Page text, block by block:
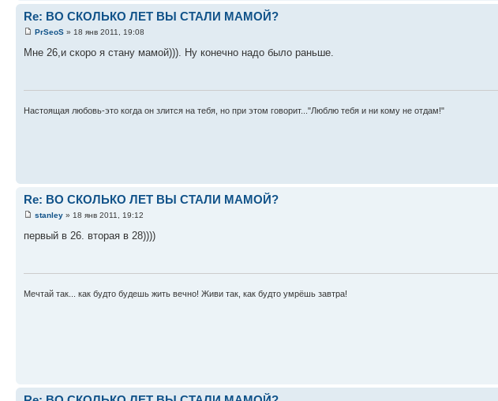
Re: ВО СКОЛЬКО ЛЕТ ВЫ СТАЛИ МАМОЙ?
PrSeoS » 18 янв 2011, 19:08
Мне 26,и скоро я стану мамой))). Ну конечно надо было раньше.
Настоящая любовь-это когда он злится на тебя, но при этом говорит..."Люблю тебя и ни кому не отдам!"
Re: ВО СКОЛЬКО ЛЕТ ВЫ СТАЛИ МАМОЙ?
stanley » 18 янв 2011, 19:12
первый в 26. вторая в 28))))
Мечтай так... как будто будешь жить вечно! Живи так, как будто умрёшь завтра!